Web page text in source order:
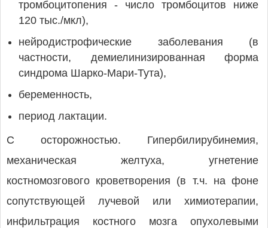
тромбоцитопения - число тромбоцитов ниже
120 тыс./мкл),
нейродистрофические заболевания (в
частности, демиелинизированная форма
синдрома Шарко-Мари-Тута),
беременность,
период лактации.
C осторожностью. Гипербилирубинемия,
механическая желтуха, угнетение
костномозгового кроветворения (в т.ч. на фоне
сопутствующей лучевой или химиотерапии,
инфильтрация костного мозга опухолевыми